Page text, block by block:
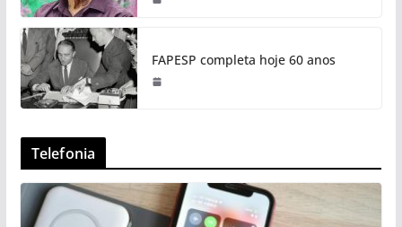
FAPESP completa hoje 60 anos
Telefonia